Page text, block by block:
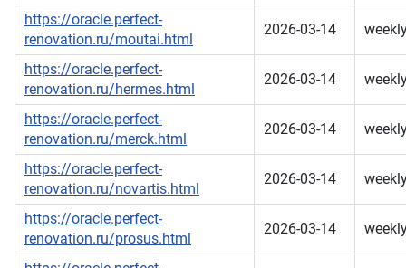
https://oracle.perfect-
renovation.ru/moutai.html
2026-03-14
https://oracle.perfect-
renovation.ru/hermes.html
2026-03-14
https://oracle.perfect-
renovation.ru/merck.html
2026-03-14
https://oracle.perfect-
renovation.ru/novartis.html
2026-03-14
https://oracle.perfect-
renovation.ru/prosus.html
2026-03-14